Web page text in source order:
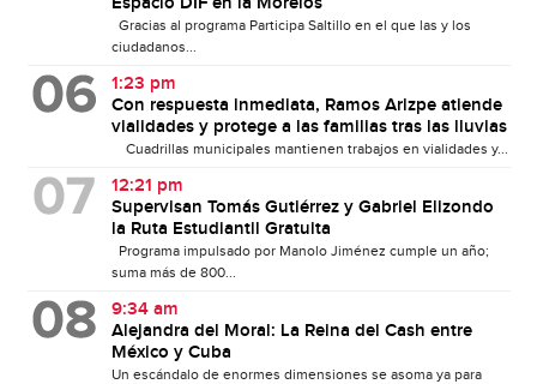
Gracias al programa Participa Saltillo en el que las y los
ciudadanos...
1:23 pm
Con respuesta inmediata, Ramos Arizpe atiende
vialidades y protege a las familias tras las lluvias
Cuadrillas municipales mantienen trabajos en vialidades y...
12:21 pm
Supervisan Tomás Gutiérrez y Gabriel Elizondo
la Ruta Estudiantil Gratuita
Programa impulsado por Manolo Jiménez cumple un año;
suma más de 800...
9:34 am
Alejandra del Moral: La Reina del Cash entre
México y Cuba
Un escándalo de enormes dimensiones se asoma ya para